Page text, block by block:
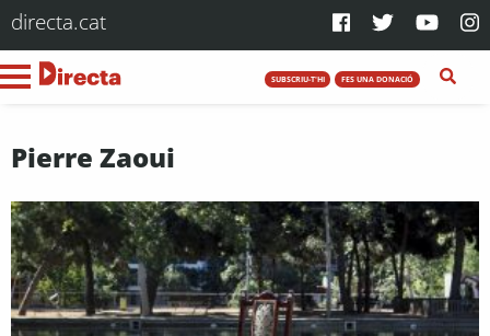
directa.cat
SUBSCRIU-T'HI FES UNA DONACIÓ
Pierre Zaoui